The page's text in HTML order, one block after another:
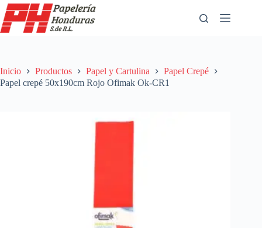
Saltar
al
contenido
Inicio Productos Papel y Cartulina
Papel Crepé
Papel crepé 50x190cm Rojo Ofimak Ok-CR1